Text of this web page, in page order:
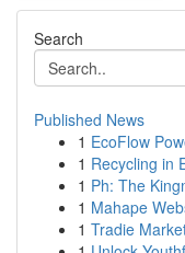
Search
Published News
1 EcoFlow
1 Recycling in
1 Ph: The
1 Mahape
1 Tradie